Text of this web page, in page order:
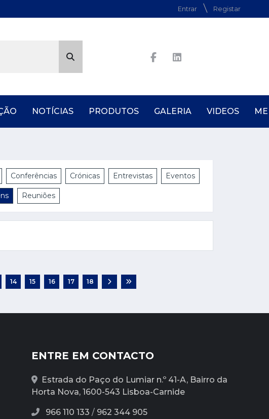
Entrar Registar
NOTÍCIAS PRODUTOS GALERIA VIDEOS
Conferências Crónicas Entrevistas Eventos
Reuniões
14 15 16 17 18
ENTRE EM CONTACTO
Estrada do Paço do Lumiar n.º 41-A, Bairro da
Horta Nova, 1600-543 Lisboa-Carnide
966 110 133 / 962 344 905